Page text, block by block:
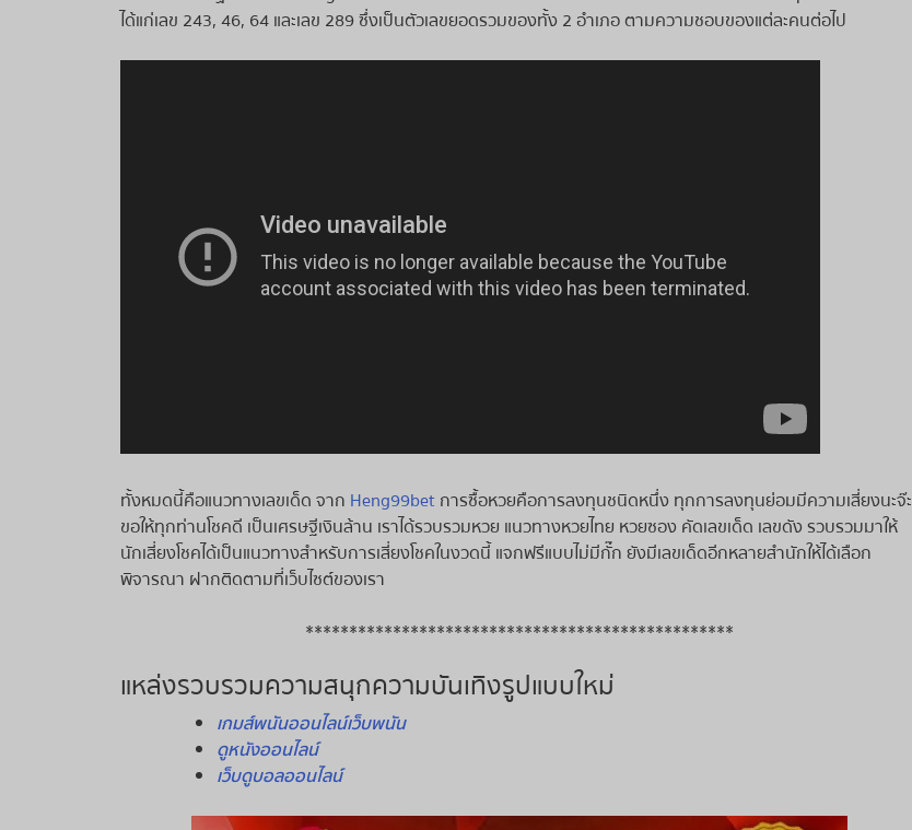
ได้แก่เลข 243, 46, 64 และเลข 289 ซึ่งเป็นตัวเลขยอดรวมของทั้ง 2 อำเภอ ตามความชอบของแต่ละคนต่อไป
ทั้งหมดนี้คือแนวทางเลขเด็ด จาก Heng99bet การซื้อหวยคือการลงทุนชนิดหนึ่ง ทุกการลงทุนย่อมมีความเสี่ยงนะจ๊ะ
ขอให้ทุกท่านโชคดี เป็นเศรษฐีเงินล้าน เราได้รวบรวมหวย แนวทางหวยไทย หวยซอง คัดเลขเด็ด เลขดัง รวบรวมมาให้
นักเสี่ยงโชคได้เป็นแนวทางสำหรับการเสี่ยงโชคในงวดนี้ แจกฟรีแบบไม่มีกั๊ก ยังมีเลขเด็ดอีกหลายสำนักให้ได้เลือก
พิจารณา ฝากติดตามที่เว็บไซต์ของเรา
*************************************************
แหล่งรวบรวมความสนุกความบันเทิงรูปแบบใหม่
เกมส์พนันออนไลน์เว็บพนัน
ดูหนังออนไลน์
เว็บดูบอลออนไลน์